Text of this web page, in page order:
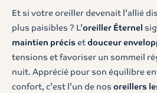
Et si votre oreiller devenait l’allié
plus paisibles ? L’oreiller Éternel
maintien précisetdouceur
tensions et favoriser un sommeil
nuit. Apprécié pour son équilibre
confort, c’est l’un de nos oreillers